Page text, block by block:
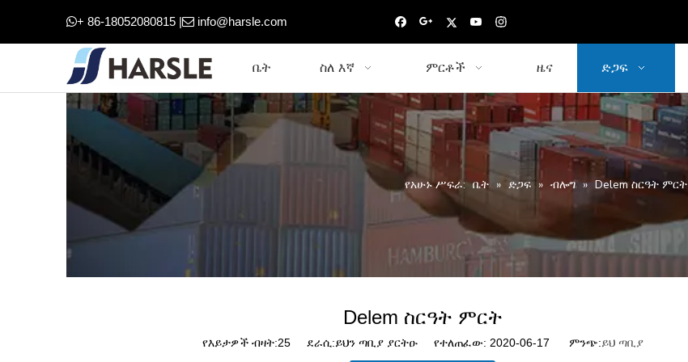
+ 86-18052080815 | info@harsle.com
ቤት ስለ እኛ ምርቶች ዜና ድጋፍ
የአሁኑ ሥፍራ: ቤት » ድጋፍ » ብሎግ » Delem ስርዓት ምርት
Delem ስርዓት ምርት
የእይታዎች ብዛት:25ደራሲ:ይህን ጣቢያ ያርትዑ የተለጠፈው: 2020-06-17 ምንጭ:ይህ ጣቢያ